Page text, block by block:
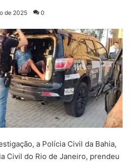
de 2025 0
a Polícia Civil da Bahia,
Civil do Rio de Janeiro, prendeu